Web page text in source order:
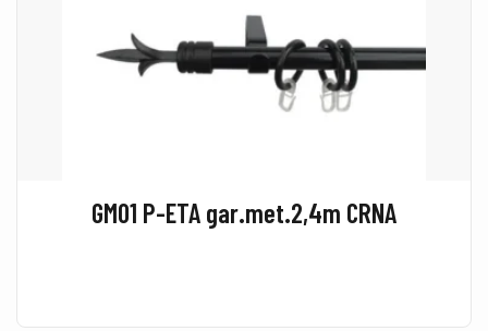
GM01 P-ETA gar.met.2,4m CRNA